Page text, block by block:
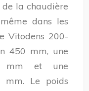
de la chaudière
dans les
Vitodens 200-
450 mm, une
mm et une
mm. Le poids